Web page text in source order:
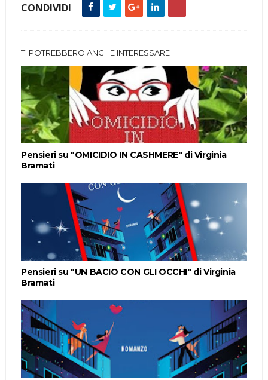
CONDIVIDI
TI POTREBBERO ANCHE INTERESSARE
Pensieri su "OMICIDIO IN CASHMERE" di Virginia
Bramati
Pensieri su "UN BACIO CON GLI OCCHI" di Virginia
Bramati